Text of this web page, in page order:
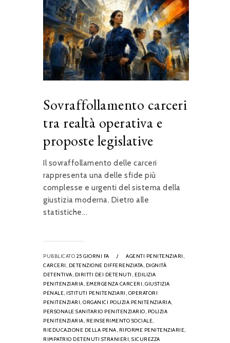
Sovraffollamento carceri
tra realtà operativa e
proposte legislative
Il sovraffollamento delle carceri
rappresenta una delle sfide più
complesse e urgenti del sistema della
giustizia moderna. Dietro alle
statistiche...
PUBBLICATO 25 GIORNI FA /
AGENTI PENITENZIARI,
CARCERI, DETENZIONE DIFFERENZIATA, DIGNITÀ
DETENTIVA, DIRITTI DEI DETENUTI, EDILIZIA
PENITENZIARIA, EMERGENZA CARCERI, GIUSTIZIA
PENALE, ISTITUTI PENITENZIARI, OPERATORI
PENITENZIARI, ORGANICI POLIZIA PENITENZIARIA,
PERSONALE SANITARIO PENITENZIARIO, POLIZIA
PENITENZIARIA, REINSERIMENTO SOCIALE,
RIEDUCAZIONE DELLA PENA, RIFORME PENITENZIARIE,
RIMPATRIO DETENUTI STRANIERI, SICUREZZA